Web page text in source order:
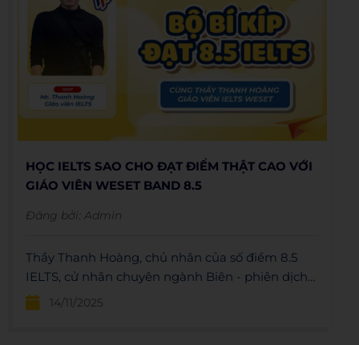
HỌC IELTS SAO CHO ĐẠT ĐIỂM THẬT CAO VỚI
GIÁO VIÊN WESET BAND 8.5
Đăng bởi: Admin
Thầy Thanh Hoàng, chủ nhân của số điểm 8.5
IELTS, cử nhân chuyên ngành Biên - phiên dịch
Anh ngữ cũng là giáo viên IELTS tại WESET
English Center sẽ chia sẻ cho các bạn những bí
14/11/2025